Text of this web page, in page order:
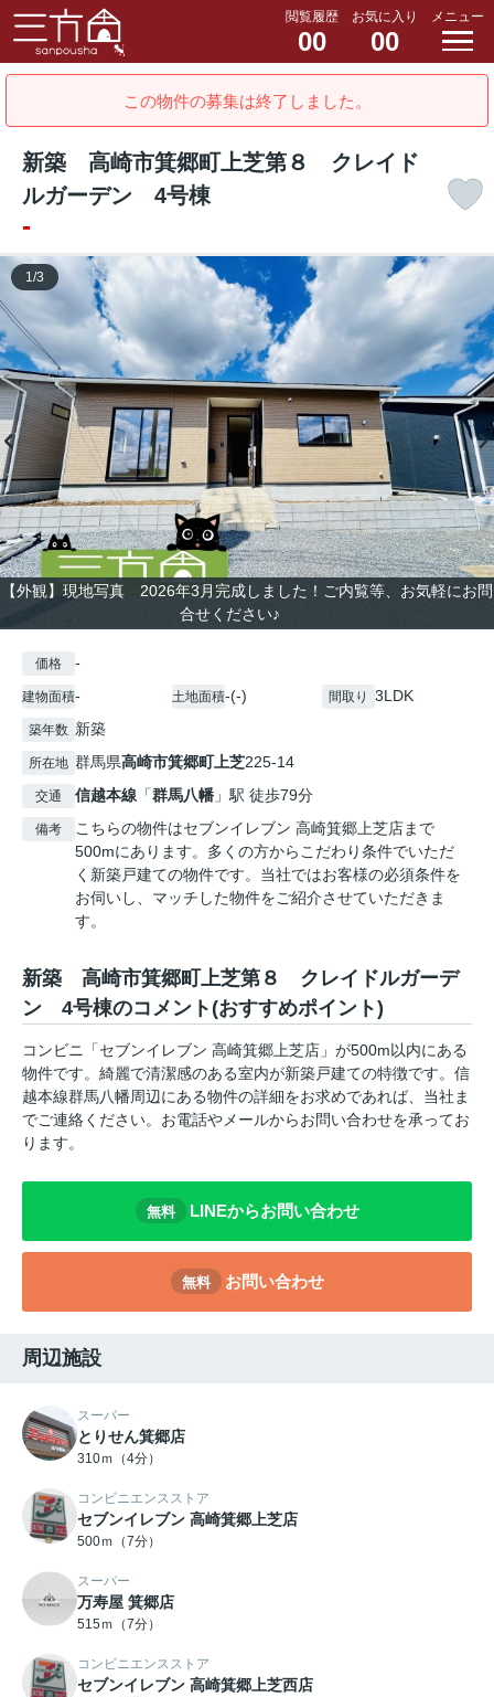
閲覧履歴
00
お気に入り
00
メニュー
この物件の募集は終了しました。
新築 高崎市箕郷町上芝第８ クレイド
ルガーデン 4号棟
-
【外観】現地写真 2026年3月完成しました！ご内覧等、お気軽にお問
合せください♪
1/3
価格 -
建物面積- 土地面積-(-) 間取り 3LDK
築年数 新築
所在地 群馬県高崎市箕郷町上芝225-14
交通 信越本線 「群馬八幡 」駅 徒歩79分
備考
こちらの物件はセブンイレブン 高崎箕郷上芝店まで
500mにあります。多くの方からこだわり条件でいただ
く新築戸建ての物件です。当社ではお客様の必須条件を
お伺いし、マッチした物件をご紹介させていただきま
す。
新築 高崎市箕郷町上芝第８ クレイドルガーデ
ン 4号棟のコメント(おすすめポイント)
コンビニ「セブンイレブン 高崎箕郷上芝店」が500m以内にある
物件です。綺麗で清潔感のある室内が新築戸建ての特徴です。信
越本線群馬八幡周辺にある物件の詳細をお求めであれば、当社ま
でご連絡ください。お電話やメールからお問い合わせを承ってお
ります。
無料 LINEからお問い合わせ
無料 お問い合わせ
周辺施設
スーパー
とりせん箕郷店
310ｍ（4分）
コンビニエンスストア
セブンイレブン 高崎箕郷上芝店
500ｍ（7分）
スーパー
万寿屋 箕郷店
515ｍ（7分）
コンビニエンスストア
セブンイレブン 高崎箕郷上芝西店